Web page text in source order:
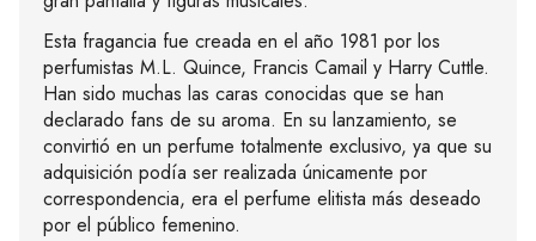
Esta fragancia fue creada en el año 1981 por los
perfumistas M.L. Quince, Francis Camail y Harry Cuttle.
Han sido muchas las caras conocidas que se han
declarado fans de su aroma. En su lanzamiento, se
convirtió en un perfume totalmente exclusivo, ya que su
adquisición podía ser realizada únicamente por
correspondencia, era el perfume elitista más deseado
por el público femenino.